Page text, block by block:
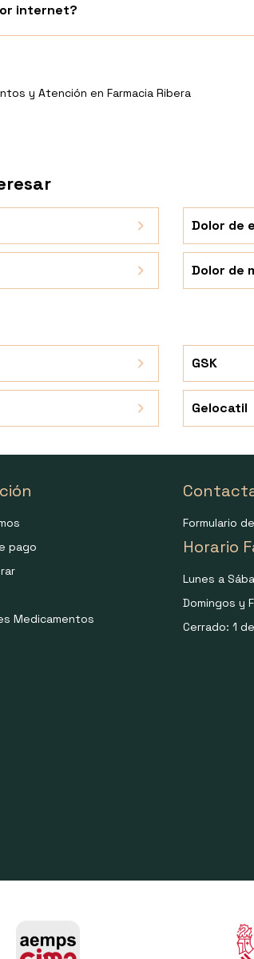
internet?
y Atención en Farmacia Ribera
Dolor de
Dolor de
GSK
Gelocatil
pago
Medicamentos
Formulario
Horario
Lunes a
Domingos y
Cerrado: 1